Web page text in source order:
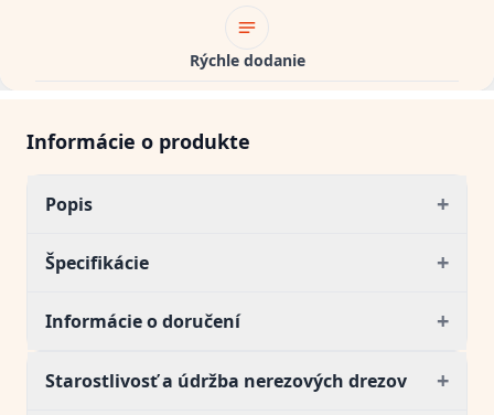
Rýchle dodanie
Informácie o produkte
Popis +
Špecifikácie +
Informácie o doručení +
Starostlivosť a údržba nerezových drezov +